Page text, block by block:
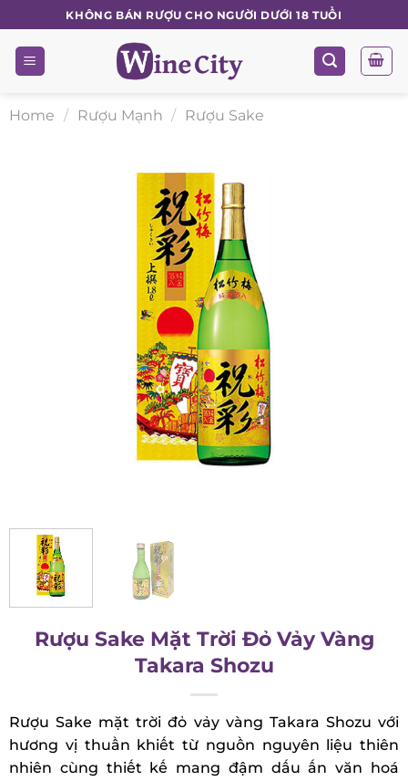
to
content
KHÔNG BÁN RƯỢU CHO NGƯỜI DƯỚI 18 TUỔI
Home / Rượu Mạnh / Rượu Sake
Rượu Sake Mặt Trời Đỏ Vảy Vàng
Takara Shozu
Rượu Sake mặt trời đỏ vảy vàng Takara Shozu với
hương vị thuần khiết từ nguồn nguyên liệu thiên
nhiên cùng thiết kế mang đậm dấu ấn văn hoá